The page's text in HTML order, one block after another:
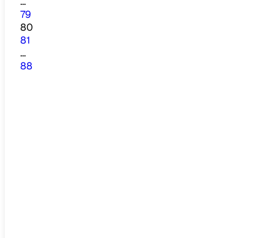
79
80
81
...
88